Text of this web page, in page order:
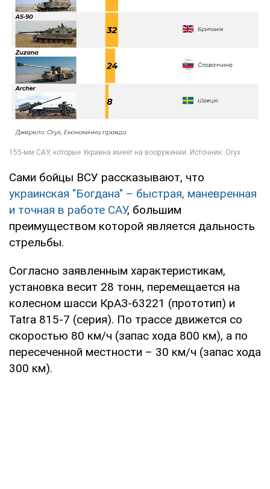
Сами бойцы ВСУ рассказывают, что
украинская "Богдана" – быстрая, маневренная
и точная в работе САУ, большим
преимуществом которой является дальность
стрельбы.
Согласно заявленным характеристикам,
установка весит 28 тонн, перемещается на
колесном шасси КрАЗ-63221 (прототип) и
Tatra 815-7 (серия). По трассе движется со
скоростью 80 км/ч (запас хода 800 км), а по
пересеченной местности – 30 км/ч (запас хода
300 км).